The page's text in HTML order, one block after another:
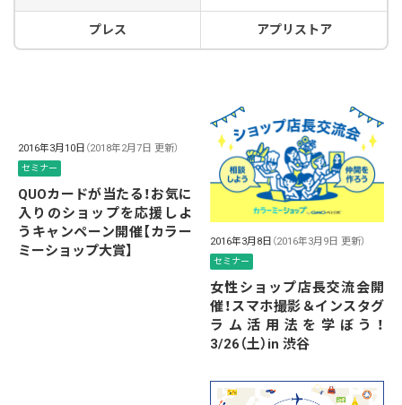
プレス アプリストア
2016年3月10日 （2018年2月7日 更新）
セミナー
QUOカードが当たる！お気に
入りのショップを応援しよ
うキャンペーン開催【カラー
ミーショップ大賞】
2016年3月8日 （2016年3月9日 更新）
セミナー
女性ショップ店長交流会開
催！スマホ撮影＆インスタグ
ラム活用法を学ぼう！
3/26（土）in 渋谷